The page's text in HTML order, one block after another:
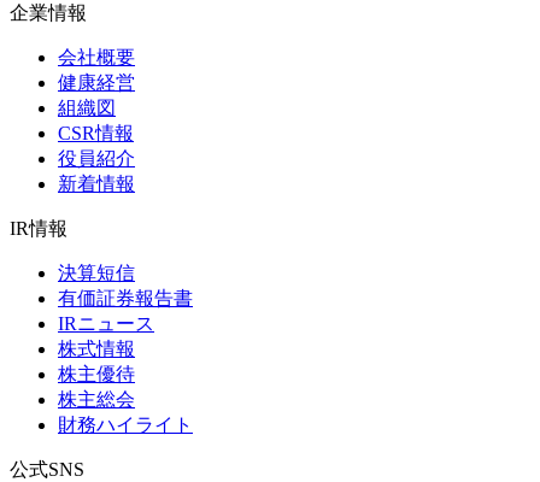
企業情報
会社概要
健康経営
組織図
CSR情報
役員紹介
新着情報
IR情報
決算短信
有価証券報告書
IRニュース
株式情報
株主優待
株主総会
財務ハイライト
公式SNS